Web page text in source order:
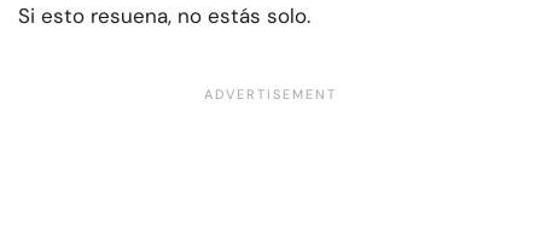
Si esto resuena, no estás solo.